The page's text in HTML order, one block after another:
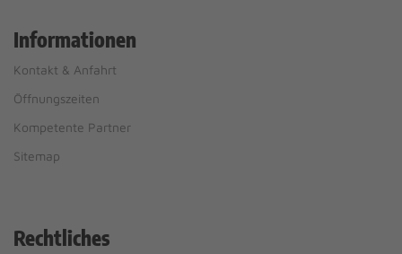
Informationen
Kontakt & Anfahrt
Öffnungszeiten
Kompetente Partner
Sitemap
Rechtliches